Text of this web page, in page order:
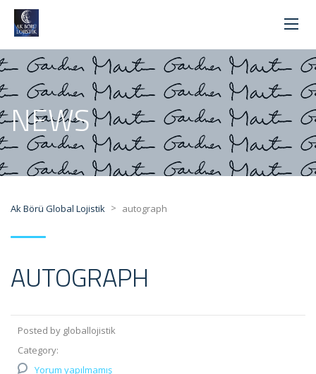
NEWS
Ak Börü Global Lojistik > autograph
AUTOGRAPH
Posted by globallojistik
Category:
Yorum yapılmamış